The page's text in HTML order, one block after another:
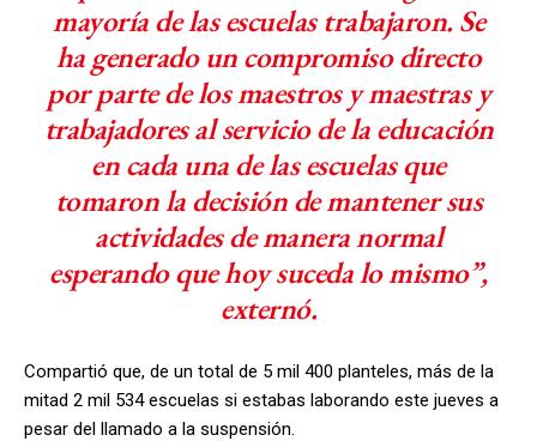
mayoría de las escuelas trabajaron. Se
ha generado un compromiso directo
por parte de los maestros y maestras y
trabajadores al servicio de la educación
en cada una de las escuelas que
tomaron la decisión de mantener sus
actividades de manera normal
esperando que hoy suceda lo mismo”,
externó.
Compartió que, de un total de 5 mil 400 planteles, más de la
mitad 2 mil 534 escuelas si estabas laborando este jueves a
pesar del llamado a la suspensión.